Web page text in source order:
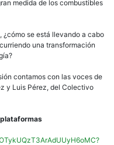
medida de los combustibles
¿cómo se está llevando a cabo
una transformación
contamos con las voces de
y Luis Pérez, del Colectivo